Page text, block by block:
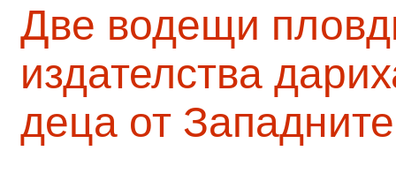
Две водещи
издателства
деца от